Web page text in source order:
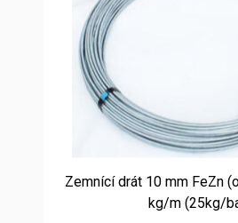
Zemnící drát 10 mm FeZn
kg/m (25kg/